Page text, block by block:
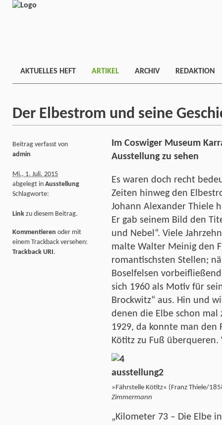
AKTUELLES HEFT ARTIKEL ARCHIV REDAKTION
Der Elbestrom und seine
Im Coswiger Museum
Ausstellung zu sehen
Es waren doch recht
Zeiten hinweg den
Johann Alexander Thiele
Er gab seinem Bild den
und Nebel“. Viele
malte Walter Meinig den
romantischsten Stellen;
Boselfelsen
sich 1960 als Motiv für
Brockwitz“ aus. Hin und
denen die Elbe schon mal
1929, da konnte man den
Kötitz zu Fuß
»Fährstelle Kötitz« (Franz
Zimmermann
„Kilometer 73 – Die Elbe
Beitrag verfasst von
admin
Mi., 1. Juli. 2015
abgelegt in Ausstellung
Schlagworte:
Link zu diesem Beitrag.
Kommentieren oder mit
einem Trackback versehen:
Trackback URI.